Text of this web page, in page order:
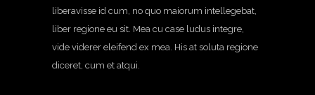
liberavisse id cum, no quo maiorum intellegebat,
liber regione eu sit. Mea cu case ludus integre,
vide viderer eleifend ex mea. His at soluta regione
diceret, cum et atqui.